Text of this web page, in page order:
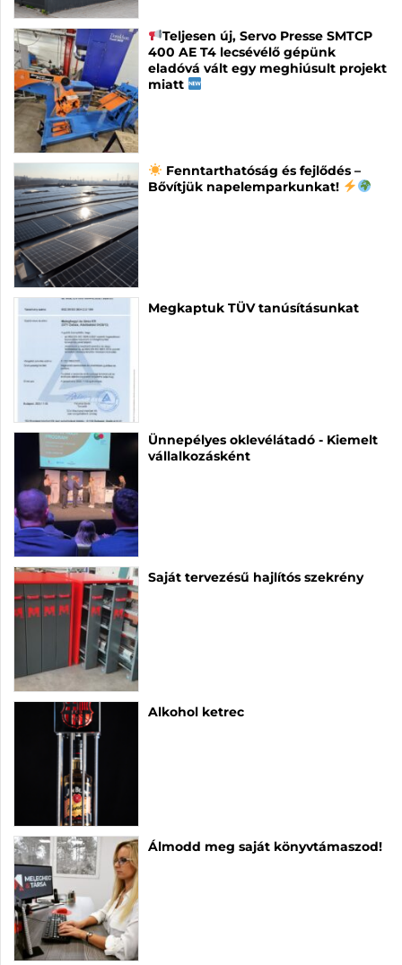
Teljesen új, Servo Presse SMTCP
400 AE T4 lecsévélő gépünk
eladóvá vált egy meghiúsult projekt
miatt
Fenntarthatóság és fejlődés –
Bővítjük napelemparkunkat!
Megkaptuk TÜV tanúsításunkat
Ünnepélyes oklevélátadó - Kiemelt
vállalkozásként
Saját tervezésű hajlítós szekrény
Alkohol ketrec
Álmodd meg saját könyvtámaszod!